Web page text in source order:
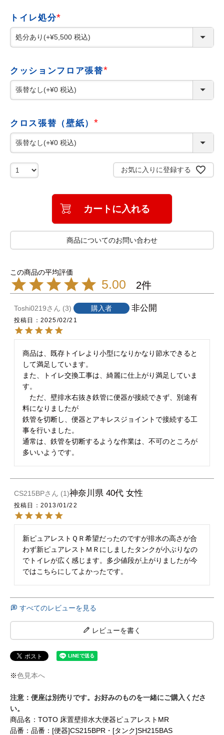
DTY
取り付けの手順
トイレ処分
(
必
須
クッションフロア張替
(
須
クロス張替（壁紙）
(
須
お気に入りに登録する
カートに入れる
商品についてのお問い合わせ
5.00 2
Toshi0219 3 購入者 非公開
投稿日 2025/02/21
商品は、既存トイレより小型になりかなり節水できると
して満足しています。
また、トイレ交換工事は、綺麗に仕上がり満足していま
す。
ただ、壁排水右抜き鉄管に便器が接続できず、別途有
料になりましたが
鉄管を切断し、便器とアキレスジョイントで接続する工
事を行いました。
通常は、鉄管を切断するような作業は、不可のところが
CS215BP 1 神奈川県 40代 女性
投稿日 2013/01/22
新ピュアレストＱＲ希望だったのですが排水の高さが合
わず新ピュアレストＭＲにしましたタンクが小ぶりなの
でトイレが広く感じます。多少値段が上がりましたが今
ではこちらにしてよかったです。
すべてのレビューを見る
レビューを書く
※色見本へ
注意：便座は別売りです。お好みのものを一緒にご購入くださ
い。
商品名：TOTO 床置壁排水大便器ピュアレストMR
品番：品番：[便器]CS215BPR・[タンク]SH215BAS